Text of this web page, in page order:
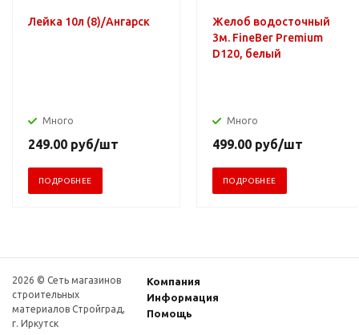
Лейка 10л (8)/Ангарск
Много
249.00 руб/шт
ПОДРОБНЕЕ
Желоб водосточный
3м. FineBer Premium
D120, белый
Много
499.00 руб/шт
ПОДРОБНЕЕ
2026 © Сеть магазинов
строительных
материалов Стройград,
г. Иркутск
Компания
Информация
Помощь